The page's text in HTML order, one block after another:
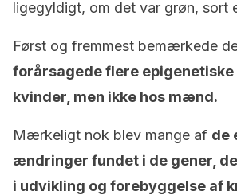
ligegyldigt, om det var grøn, sort
Først og fremmest bemærkede
forårsagede flere
kvinder, men ikke hos mænd.
Mærkeligt nok blev mange af de
ændringer fundet i de gener,
i udvikling og forebyggelse af